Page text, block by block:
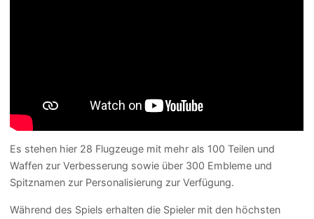
Es stehen hier 28 Flugzeuge mit mehr als 100 Teilen und
Waffen zur Verbesserung sowie über 300 Embleme und
Spitznamen zur Personalisierung zur Verfügung.
Während des Spiels erhalten die Spieler mit den höchsten